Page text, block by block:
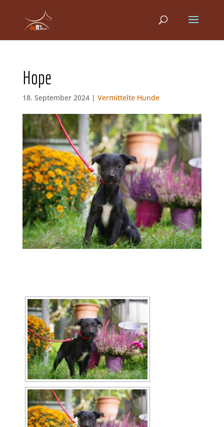
Hope
18. September 2024 | Vermittelte Hunde